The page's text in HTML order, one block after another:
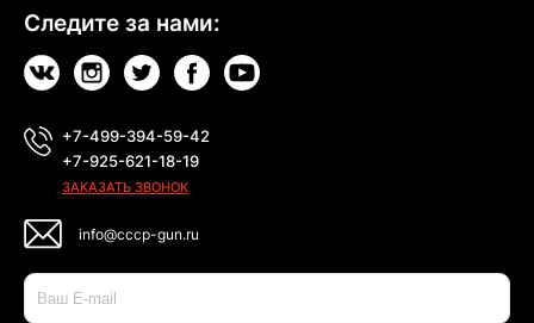
Следите за нами:
+7-499-394-59-42
+7-925-621-18-19
ЗАКАЗАТЬ ЗВОНОК
info@cccp-gun.ru